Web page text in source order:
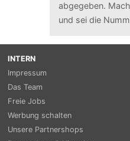
abgegeben.
und sei die
INTERN
Impressum
Das Team
Freie Jobs
Werbung schalten
Unsere Partnershops